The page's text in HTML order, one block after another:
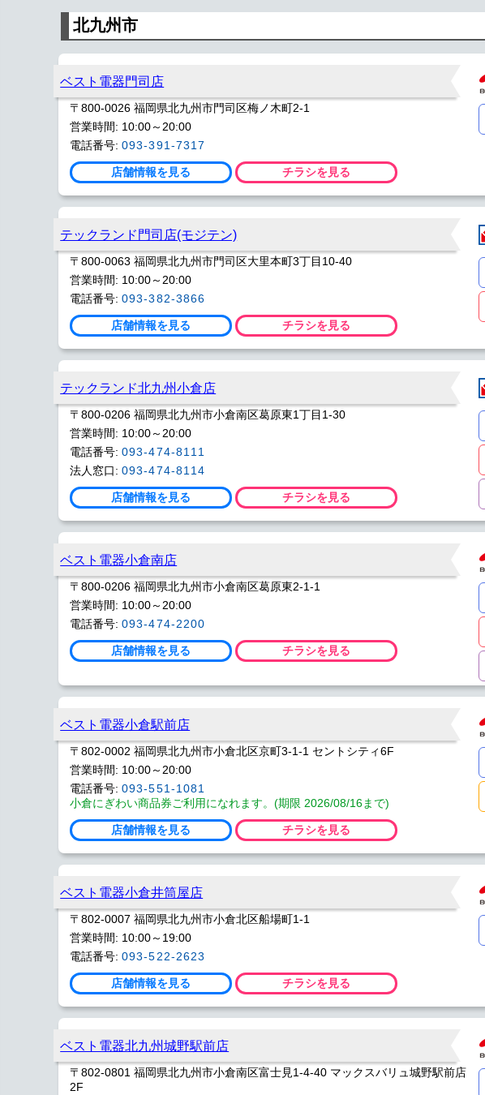
北九州市
ベスト電器門司店
〒800-0026 福岡県北九州市門司区梅ノ木町2-1
営業時間: 10:00～20:00
電話番号: 093-391-7317
店舗情報を見る チラシを見る
テックランド門司店(モジテン)
〒800-0063 福岡県北九州市門司区大里本町3丁目10-40
営業時間: 10:00～20:00
電話番号: 093-382-3866
店舗情報を見る チラシを見る
テックランド北九州小倉店
〒800-0206 福岡県北九州市小倉南区葛原東1丁目1-30
営業時間: 10:00～20:00
電話番号: 093-474-8111
法人窓口: 093-474-8114
店舗情報を見る チラシを見る
ベスト電器小倉南店
〒800-0206 福岡県北九州市小倉南区葛原東2-1-1
営業時間: 10:00～20:00
電話番号: 093-474-2200
店舗情報を見る チラシを見る
ベスト電器小倉駅前店
〒802-0002 福岡県北九州市小倉北区京町3-1-1 セントシティ6F
営業時間: 10:00～20:00
電話番号: 093-551-1081
小倉にぎわい商品券ご利用になれます。(期限 2026/08/16まで)
店舗情報を見る チラシを見る
ベスト電器小倉井筒屋店
〒802-0007 福岡県北九州市小倉北区船場町1-1
営業時間: 10:00～19:00
電話番号: 093-522-2623
店舗情報を見る チラシを見る
ベスト電器北九州城野駅前店
〒802-0801 福岡県北九州市小倉南区富士見1-4-40 マックスバリュ城野駅前店
2F